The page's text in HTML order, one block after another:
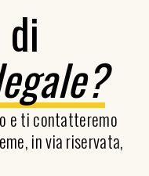
e ti contatteremo
in via riservata,